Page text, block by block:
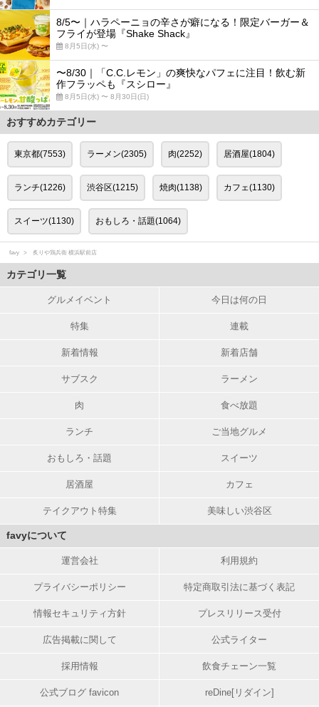
8/5〜｜ハラペーニョの辛さが癖になる！限定バーガー＆
フライが登場『Shake Shack』
8月5日(水) 〜
〜8/30｜「C.C.レモン」の爽快なパフェに注目！飲む新
作フラッペも『スシロー』
8月5日(水) 〜 8月30日(日)
おすすめカテゴリー
東京都(7553) ラーメン(2305) 肉(2252) 居酒屋(1804)
ランチ(1226) 渋谷区(1215) 焼肉(1138) カフェ(1130)
スイーツ(1130) おもしろ・話題(1064)
favy 炙りや鶏兵衛 横浜駅前店
カテゴリ一覧
グルメイベント 今日は何の日
特集 連載
新着情報 新着店舗
サブスク ラーメン
肉 食べ放題
ランチ ご当地グルメ
おもしろ・話題 スイーツ
居酒屋 カフェ
テイクアウト特集 美味しい渋谷区
favyについて
運営会社 利用規約
プライバシーポリシー 特定商取引法に基づく表記
情報セキュリティ方針 プレスリリース受付
広告掲載に関して 公式ライター
採用情報 飲食チェーン一覧
公式ブログ favicon reDine[リダイン]